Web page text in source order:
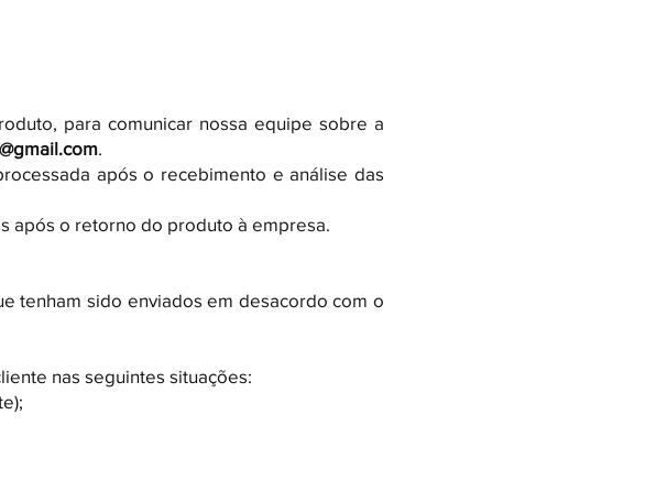
para comunicar nossa equipe sobre a
após o recebimento e análise das
após o retorno do produto à empresa.
tenham sido enviados em desacordo com o
nas seguintes situações: